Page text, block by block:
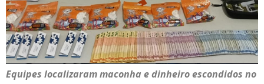
Equipes localizaram maconha e dinheiro escondidos no